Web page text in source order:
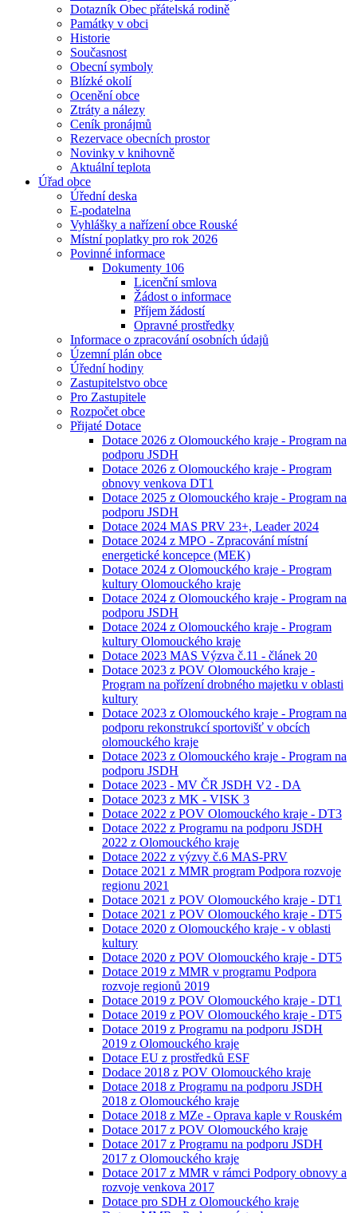
Dotazník Obec přátelská rodině
Památky v obci
Historie
Současnost
Obecní symboly
Blízké okolí
Ocenění obce
Ztráty a nálezy
Ceník pronájmů
Rezervace obecních prostor
Novinky v knihovně
Aktuální teplota
Úřad obce
Úřední deska
E-podatelna
Vyhlášky a nařízení obce Rouské
Místní poplatky pro rok 2026
Povinné informace
Dokumenty 106
Licenční smlova
Žádost o informace
Příjem žádostí
Opravné prostředky
Informace o zpracování osobních údajů
Územní plán obce
Úřední hodiny
Zastupitelstvo obce
Pro Zastupitele
Rozpočet obce
Přijaté Dotace
Dotace 2026 z Olomouckého kraje - Program na
podporu JSDH
Dotace 2026 z Olomouckého kraje - Program
obnovy venkova DT1
Dotace 2025 z Olomouckého kraje - Program na
podporu JSDH
Dotace 2024 MAS PRV 23+, Leader 2024
Dotace 2024 z MPO - Zpracování místní
energetické koncepce (MEK)
Dotace 2024 z Olomouckého kraje - Program
kultury Olomouckého kraje
Dotace 2024 z Olomouckého kraje - Program na
podporu JSDH
Dotace 2024 z Olomouckého kraje - Program
kultury Olomouckého kraje
Dotace 2023 MAS Výzva č.11 - článek 20
Dotace 2023 z POV Olomouckého kraje -
Program na pořízení drobného majetku v oblasti
kultury
Dotace 2023 z Olomouckého kraje - Program na
podporu rekonstrukcí sportovišť v obcích
olomouckého kraje
Dotace 2023 z Olomouckého kraje - Program na
podporu JSDH
Dotace 2023 - MV ČR JSDH V2 - DA
Dotace 2023 z MK - VISK 3
Dotace 2022 z POV Olomouckého kraje - DT3
Dotace 2022 z Programu na podporu JSDH
2022 z Olomouckého kraje
Dotace 2022 z výzvy č.6 MAS-PRV
Dotace 2021 z MMR program Podpora rozvoje
regionu 2021
Dotace 2021 z POV Olomouckého kraje - DT1
Dotace 2021 z POV Olomouckého kraje - DT5
Dotace 2020 z Olomouckého kraje - v oblasti
kultury
Dotace 2020 z POV Olomouckého kraje - DT5
Dotace 2019 z MMR v programu Podpora
rozvoje regionů 2019
Dotace 2019 z POV Olomouckého kraje - DT1
Dotace 2019 z POV Olomouckého kraje - DT5
Dotace 2019 z Programu na podporu JSDH
2019 z Olomouckého kraje
Dotace EU z prostředků ESF
Dodace 2018 z POV Olomouckého kraje
Dotace 2018 z Programu na podporu JSDH
2018 z Olomouckého kraje
Dotace 2018 z MZe - Oprava kaple v Rouském
Dotace 2017 z POV Olomouckého kraje
Dotace 2017 z Programu na podporu JSDH
2017 z Olomouckého kraje
Dotace 2017 z MMR v rámci Podpory obnovy a
rozvoje venkova 2017
Dotace pro SDH z Olomouckého kraje